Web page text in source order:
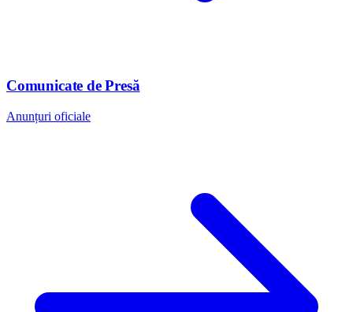
Comunicate de Presă
Anunțuri oficiale